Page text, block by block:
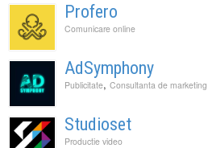
Profero
Comunicare online
AdSymphony
Publicitate, Consultanta de marketing
Studioset
Productie video